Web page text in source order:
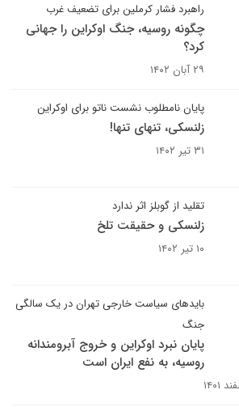
راهبرد فشار کرملین برای تضعیف غرب
چگونه روسیه، جنگ اوکراین را جهانی
کرد؟
۲۹ آبان ۱۴۰۲
پایان نامطلوب نشست ناتو برای اوکراین
زلنسکی، تنهای تنها!
۳۱ تیر ۱۴۰۲
تقلید از گوبلز اثر ندارد
زلنسکی و حقیقت تلخ
۱۰ تیر ۱۴۰۲
بایدهای سیاست خارجی تهران در یک سالگی
جنگ
پایان نبرد اوکراین و خروج آبرومندانه
روسیه، به نفع ایران است